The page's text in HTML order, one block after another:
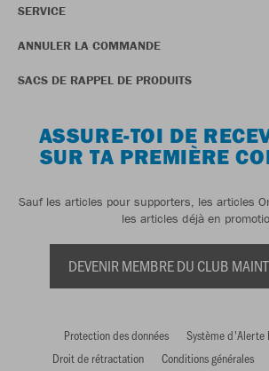
SERVICE
ANNULER LA COMMANDE
SACS DE RAPPEL DE PRODUITS
ASSURE-TOI DE
SUR TA PREMIÈRE
Sauf les articles pour supporters, les articles
les articles déjà en
DEVENIR MEMBRE DU CLUB
Protection des données
Système d'Alerte
Droit de rétractation
Conditions générales